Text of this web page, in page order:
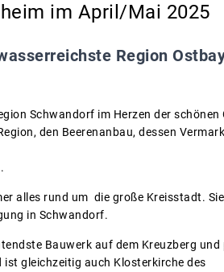
im April/Mai 2025
Region
Schwandorf im Herzen der schönen
den Beerenanbau, dessen
alles rund um die große Kreisstadt.
in Schwandorf.
Bauwerk auf dem Kreuzberg
gleichzeitig auch Klosterkirche des